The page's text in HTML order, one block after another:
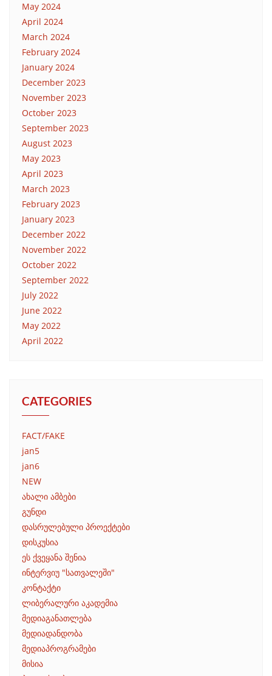
May 2024
April 2024
March 2024
February 2024
January 2024
December 2023
November 2023
October 2023
September 2023
August 2023
May 2023
April 2023
March 2023
February 2023
January 2023
December 2022
November 2022
October 2022
September 2022
July 2022
June 2022
May 2022
April 2022
CATEGORIES
FACT/FAKE
jan5
jan6
NEW
ახალი ამბები
გუნდი
დასრულებული პროექტები
დისკუსია
ეს ქვეყანა შენია
ინტერვიუ "სათვალეში"
კონტაქტი
ლიბერალური აკადემია
მედიაგანათლება
მედიადანდობა
მედიაპროგრამები
მისია